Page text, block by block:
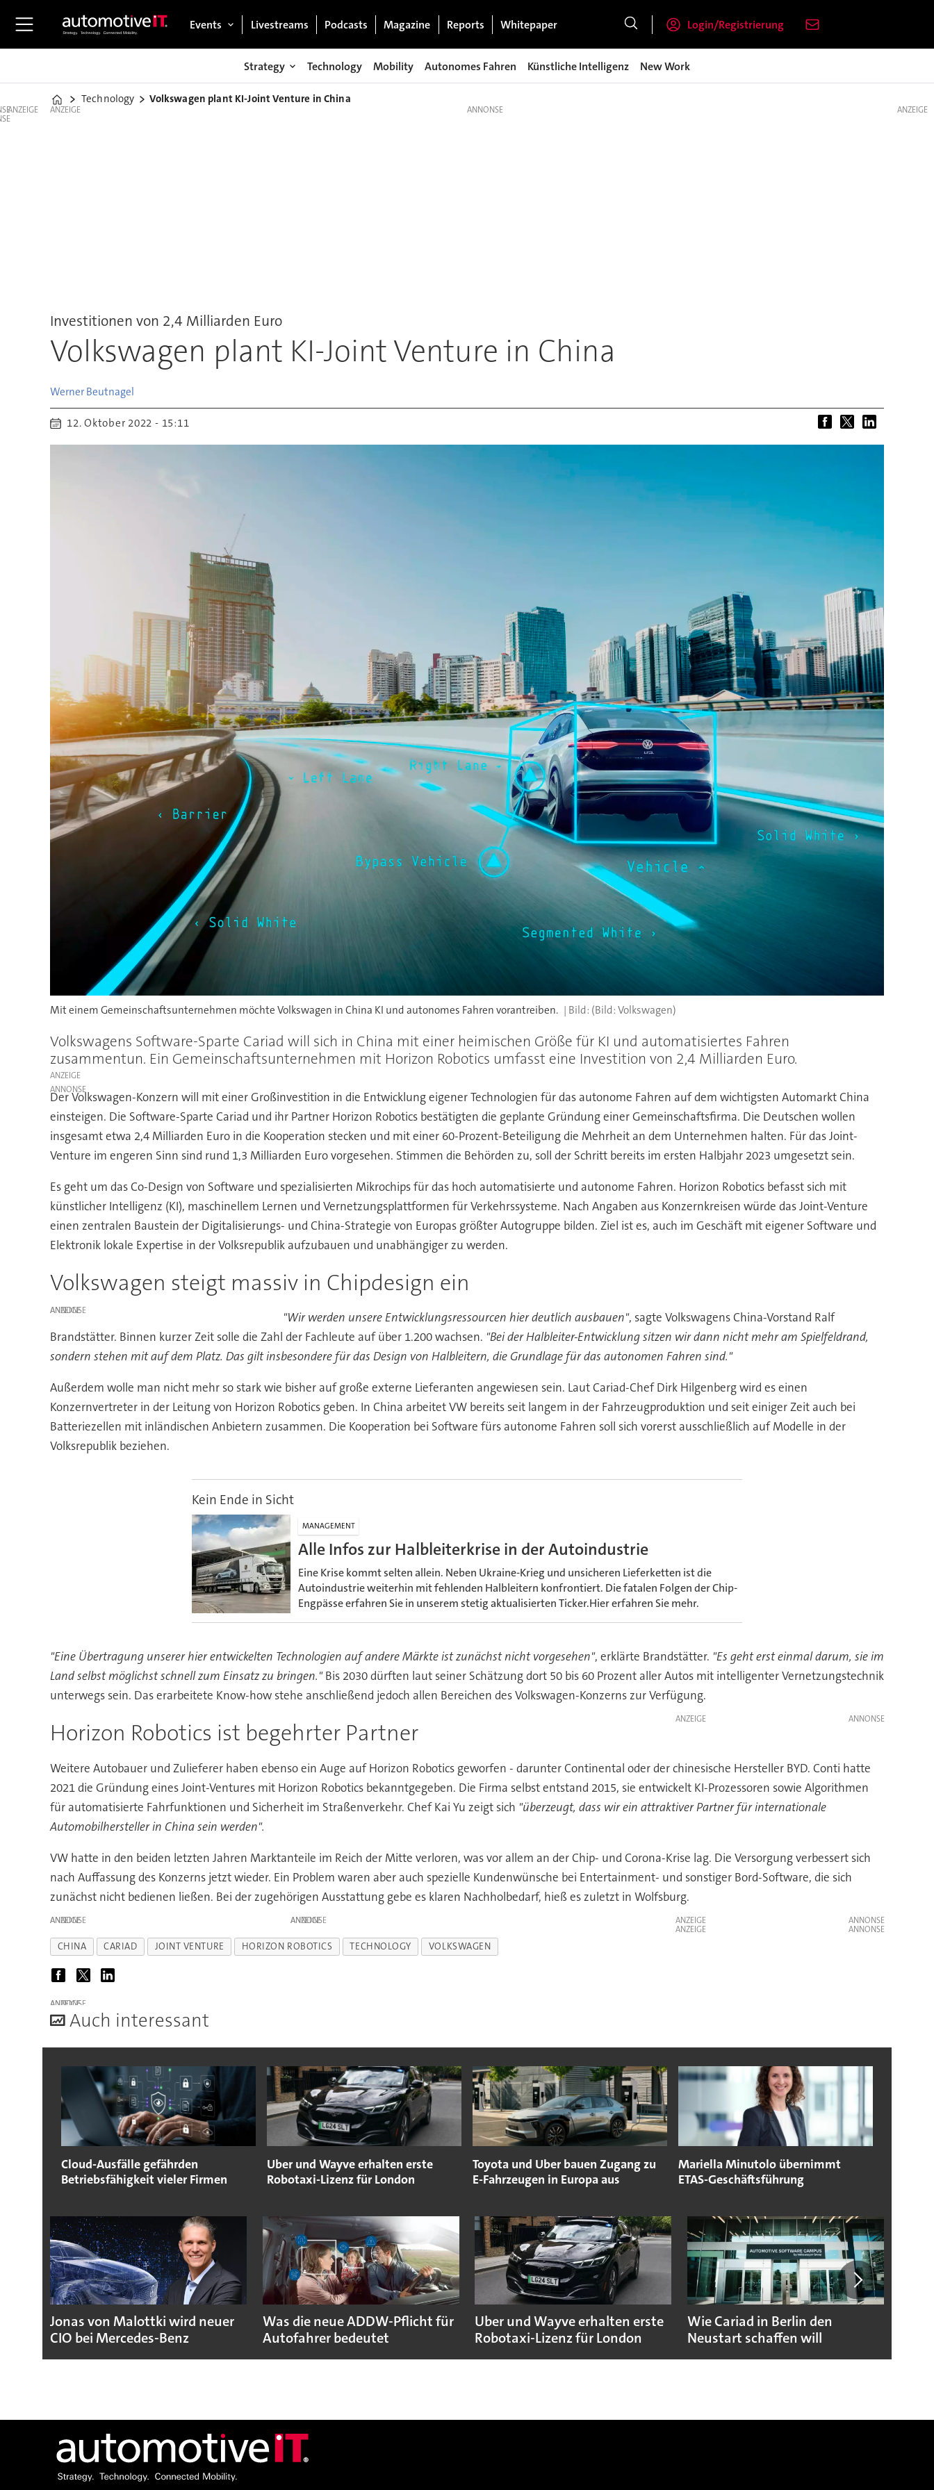
Events Livestreams Podcasts Magazine Reports Whitepaper Login/Registrierung
Strategy Technology Mobility Autonomes Fahren Künstliche Intelligenz New Work
Home
Technology Volkswagen plant KI-Joint Venture in China
ANZEIGE ANZEIGE
Investitionen von 2,4 Milliarden Euro
Volkswagen plant KI-Joint Venture in China
Werner Beutnagel
12. Oktober 2022 - 15:11
Mit einem Gemeinschaftsunternehmen möchte Volkswagen in China KI und autonomes Fahren vorantreiben. (Bild: Volkswagen)
Volkswagens Software-Sparte Cariad will sich in China mit einer heimischen Größe für KI und automatisiertes Fahren
zusammentun. Ein Gemeinschaftsunternehmen mit Horizon Robotics umfasst eine Investition von 2,4 Milliarden Euro.
ANZEIGE
Der Volkswagen-Konzern will mit einer Großinvestition in die Entwicklung eigener Technologien für das autonome Fahren auf dem wichtigsten Automarkt China
einsteigen. Die Software-Sparte Cariad und ihr Partner Horizon Robotics bestätigten die geplante Gründung einer Gemeinschaftsfirma. Die Deutschen wollen
insgesamt etwa 2,4 Milliarden Euro in die Kooperation stecken und mit einer 60-Prozent-Beteiligung die Mehrheit an dem Unternehmen halten. Für das Joint-
Venture im engeren Sinn sind rund 1,3 Milliarden Euro vorgesehen. Stimmen die Behörden zu, soll der Schritt bereits im ersten Halbjahr 2023 umgesetzt sein.
Es geht um das Co-Design von Software und spezialisierten Mikrochips für das hoch automatisierte und autonome Fahren. Horizon Robotics befasst sich mit
künstlicher Intelligenz (KI), maschinellem Lernen und Vernetzungsplattformen für Verkehrssysteme. Nach Angaben aus Konzernkreisen würde das Joint-Venture
einen zentralen Baustein der Digitalisierungs- und China-Strategie von Europas größter Autogruppe bilden. Ziel ist es, auch im Geschäft mit eigener Software und
Elektronik lokale Expertise in der Volksrepublik aufzubauen und unabhängiger zu werden.
Volkswagen steigt massiv in Chipdesign ein
ANZEIGE "Wir werden unsere Entwicklungsressourcen hier deutlich ausbauen", sagte Volkswagens China-Vorstand Ralf
Brandstätter. Binnen kurzer Zeit solle die Zahl der Fachleute auf über 1.200 wachsen. "Bei der Halbleiter-Entwicklung sitzen wir dann nicht mehr am Spielfeldrand,
sondern stehen mit auf dem Platz. Das gilt insbesondere für das Design von Halbleitern, die Grundlage für das autonomen Fahren sind."
Außerdem wolle man nicht mehr so stark wie bisher auf große externe Lieferanten angewiesen sein. Laut Cariad-Chef Dirk Hilgenberg wird es einen
Konzernvertreter in der Leitung von Horizon Robotics geben. In China arbeitet VW bereits seit langem in der Fahrzeugproduktion und seit einiger Zeit auch bei
Batteriezellen mit inländischen Anbietern zusammen. Die Kooperation bei Software fürs autonome Fahren soll sich vorerst ausschließlich auf Modelle in der
Volksrepublik beziehen.
Kein Ende in Sicht
MANAGEMENT
Alle Infos zur Halbleiterkrise in der Autoindustrie
Eine Krise kommt selten allein. Neben Ukraine-Krieg und unsicheren Lieferketten ist die
Autoindustrie weiterhin mit fehlenden Halbleitern konfrontiert. Die fatalen Folgen der Chip-
Engpässe erfahren Sie in unserem stetig aktualisierten Ticker.Hier erfahren Sie mehr.
"Eine Übertragung unserer hier entwickelten Technologien auf andere Märkte ist zunächst nicht vorgesehen", erklärte Brandstätter. "Es geht erst einmal darum, sie im
Land selbst möglichst schnell zum Einsatz zu bringen."Bis 2030 dürften laut seiner Schätzung dort 50 bis 60 Prozent aller Autos mit intelligenter Vernetzungstechnik
unterwegs sein. Das erarbeitete Know-how stehe anschließend jedoch allen Bereichen des Volkswagen-Konzerns zur Verfügung.
ANZEIGE
Horizon Robotics ist begehrter Partner
Weitere Autobauer und Zulieferer haben ebenso ein Auge auf Horizon Robotics geworfen - darunter Continental oder der chinesische Hersteller BYD. Conti hatte
2021 die Gründung eines Joint-Ventures mit Horizon Robotics bekanntgegeben. Die Firma selbst entstand 2015, sie entwickelt KI-Prozessoren sowie Algorithmen
für automatisierte Fahrfunktionen und Sicherheit im Straßenverkehr. Chef Kai Yu zeigt sich "überzeugt, dass wir ein attraktiver Partner für internationale
Automobilhersteller in China sein werden".
VW hatte in den beiden letzten Jahren Marktanteile im Reich der Mitte verloren, was vor allem an der Chip- und Corona-Krise lag. Die Versorgung verbessert sich
nach Auffassung des Konzerns jetzt wieder. Ein Problem waren aber auch spezielle Kundenwünsche bei Entertainment- und sonstiger Bord-Software, die sich
zunächst nicht bedienen ließen. Bei der zugehörigen Ausstattung gebe es klaren Nachholbedarf, hieß es zuletzt in Wolfsburg.
ANZEIGE ANZEIGE
ANZEIGE
ANZEIGE
CHINA CARIAD JOINT VENTURE HORIZON ROBOTICS TECHNOLOGY VOLKSWAGEN
ANZEIGE
Auch interessant
Cloud-Ausfälle gefährden
Betriebsfähigkeit vieler Firmen
Uber und Wayve erhalten erste
Robotaxi-Lizenz für London
Toyota und Uber bauen Zugang zu
E-Fahrzeugen in Europa aus
Mariella Minutolo übernimmt
ETAS-Geschäftsführung
Jonas von Malottki wird neuer
CIO bei Mercedes-Benz
Was die neue ADDW-Pflicht für
Autofahrer bedeutet
Uber und Wayve erhalten erste
Robotaxi-Lizenz für London
Wie Cariad in Berlin den
Neustart schaffen will
ANZEIGE